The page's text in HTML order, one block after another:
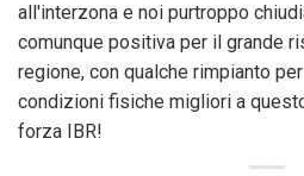
all'interzona e noi purtroppo
comunque positiva per il grande
regione, con qualche rimpianto
condizioni fisiche migliori a
forza IBR!